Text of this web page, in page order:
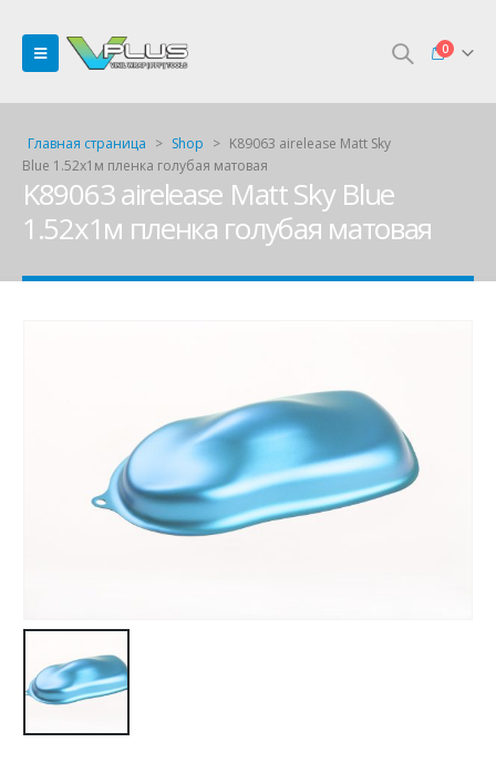
0
Главная страница > Shop > K89063 airelease Matt Sky
Blue 1.52х1м пленка голубая матовая
K89063 airelease Matt Sky Blue
1.52х1м пленка голубая матовая